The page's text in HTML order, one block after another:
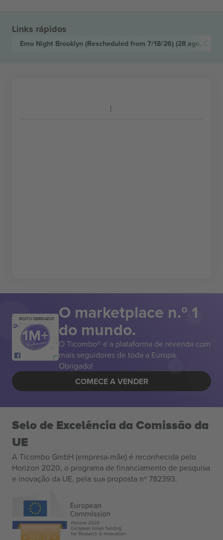
Links rápidos
Emo Night Brooklyn (Rescheduled from 7/18/26) (28 ago.
MUITO OBRIGADO! O marketplace n.º 1
do mundo.
O Ticombo® é a plataforma de revenda com
mais seguidores de toda a Europa.
Obrigado!
COMECE A VENDER
Selo de Excelência da Comissão da
UE
A Ticombo GmbH (empresa-mãe) é reconhecida pelo
Horizon 2020, o programa de financiamento de pesquisa
e inovação da UE, pela sua proposta nº 782393.